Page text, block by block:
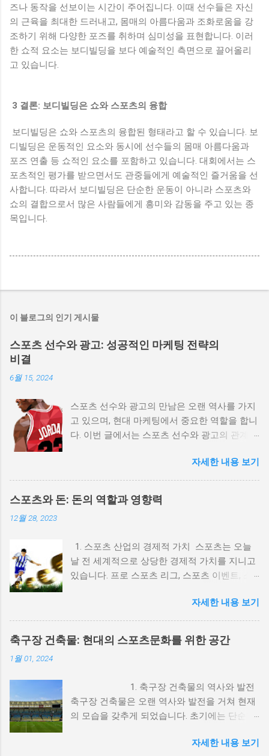
즈나 동작을 선보이는 시간이 주어집니다. 이때 선수들은 자신
의 근육을 최대한 드러내고, 몸매의 아름다움과 조화로움을 강
조하기 위해 다양한 포즈를 취하며 심미성을 표현합니다. 이러
한 쇼적 요소는 보디빌딩을 보다 예술적인 측면으로 끌어올리
고 있습니다.
3 결론: 보디빌딩은 쇼와 스포츠의 융합
보디빌딩은 쇼와 스포츠의 융합된 형태라고 할 수 있습니다. 보
디빌딩은 운동적인 요소와 동시에 선수들의 몸매 아름다움과
포즈 연출 등 쇼적인 요소를 포함하고 있습니다. 대회에서는 스
포츠적인 평가를 받으면서도 관중들에게 예술적인 즐거움을 선
사합니다. 따라서 보디빌딩은 단순한 운동이 아니라 스포츠와
쇼의 결합으로서 많은 사람들에게 흥미와 감동을 주고 있는 종
목입니다.
이 블로그의 인기 게시물
스포츠 선수와 광고: 성공적인 마케팅 전략의
비결
6월 15, 2024
스포츠 선수와 광고의 만남은 오랜 역사를 가지
고 있으며, 현대 마케팅에서 중요한 역할을 합니
다. 이번 글에서는 스포츠 선수와 광고의 관계,
통해 이 주제를 깊이 탐구해 보겠습니다. 스포
츠스타와 광고: 영향력과 성공 사례
(spots11.com) 1. 스포츠 선수와 광고의 역사적
배경 스포츠 선수와 광고의 관계는 20세기 초반
식이었지만, 시간이 지나면서 점점 더 복잡한 마
케팅 전략으로 발전해 왔습니다. 예를 들어, 베
이브 루스는 1920년대에 담배 광고 모델로 활동
선수는 그들의 인지도와 신뢰성을 통해 제품의
가치를 높이는 역할을 해왔습니다. 2. 스포츠 선
수와 광고의 상호 이익 스포츠 선수와 광고의 관
의 인지도를 높일 수 있습니다. 예를 들어, 마이
클 조던은 나이키와의 협업을 통해 에어 조던이
라는 브랜드를 성공적으로 런칭했습니다. 2) 선
수의 이미지를 통한 신뢰성 확보: 스포츠 선수는
자세한 내용 보기
스포츠와 돈: 돈의 역할과 영향력
12월 28, 2023
1. 스포츠 산업의 경제적 가치 스포츠는 오늘
날 전 세계적으로 상당한 경제적 가치를 지니고
있습니다. 프로 스포츠 리그, 스포츠 이벤트, 스
전에 기여하고 있습니다. 이를 통해 많은 일자리
가 창출되고, 도시의 발전과 경제적 번영을 이루
어내고 있습니다. 2. 돈의 영향으로 인한 도덕적
문제 스포츠와 돈의 관계는 도덕적 문제를 야기
위가 발생할 수 있습니다. 또한 돈의 영향으로
스포츠의 순수성과 공정성이 훼손될 수 있으며,
선수들의 도덕적 가치가 흐려질 수 있습니다. 이
포츠에서 지속적으로 발생하고 있는데, 여기에
자세한 내용 보기
축구장 건축물: 현대의 스포츠문화를 위한 공간
1월 01, 2024
1. 축구장 건축물의 역사와 발전
축구장 건축물은 오랜 역사와 발전을 거쳐 현재
의 모습을 갖추게 되었습니다. 초기에는 단순한
변화와 함께 건축 기술과 디자인이 발전하면서
자세한 내용 보기